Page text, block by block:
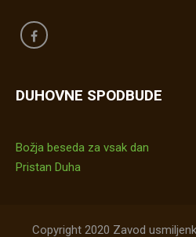
DUHOVNE SPODBUDE
Božja beseda za vsak dan
Pristan Duha
Copyright 2020 Zavod